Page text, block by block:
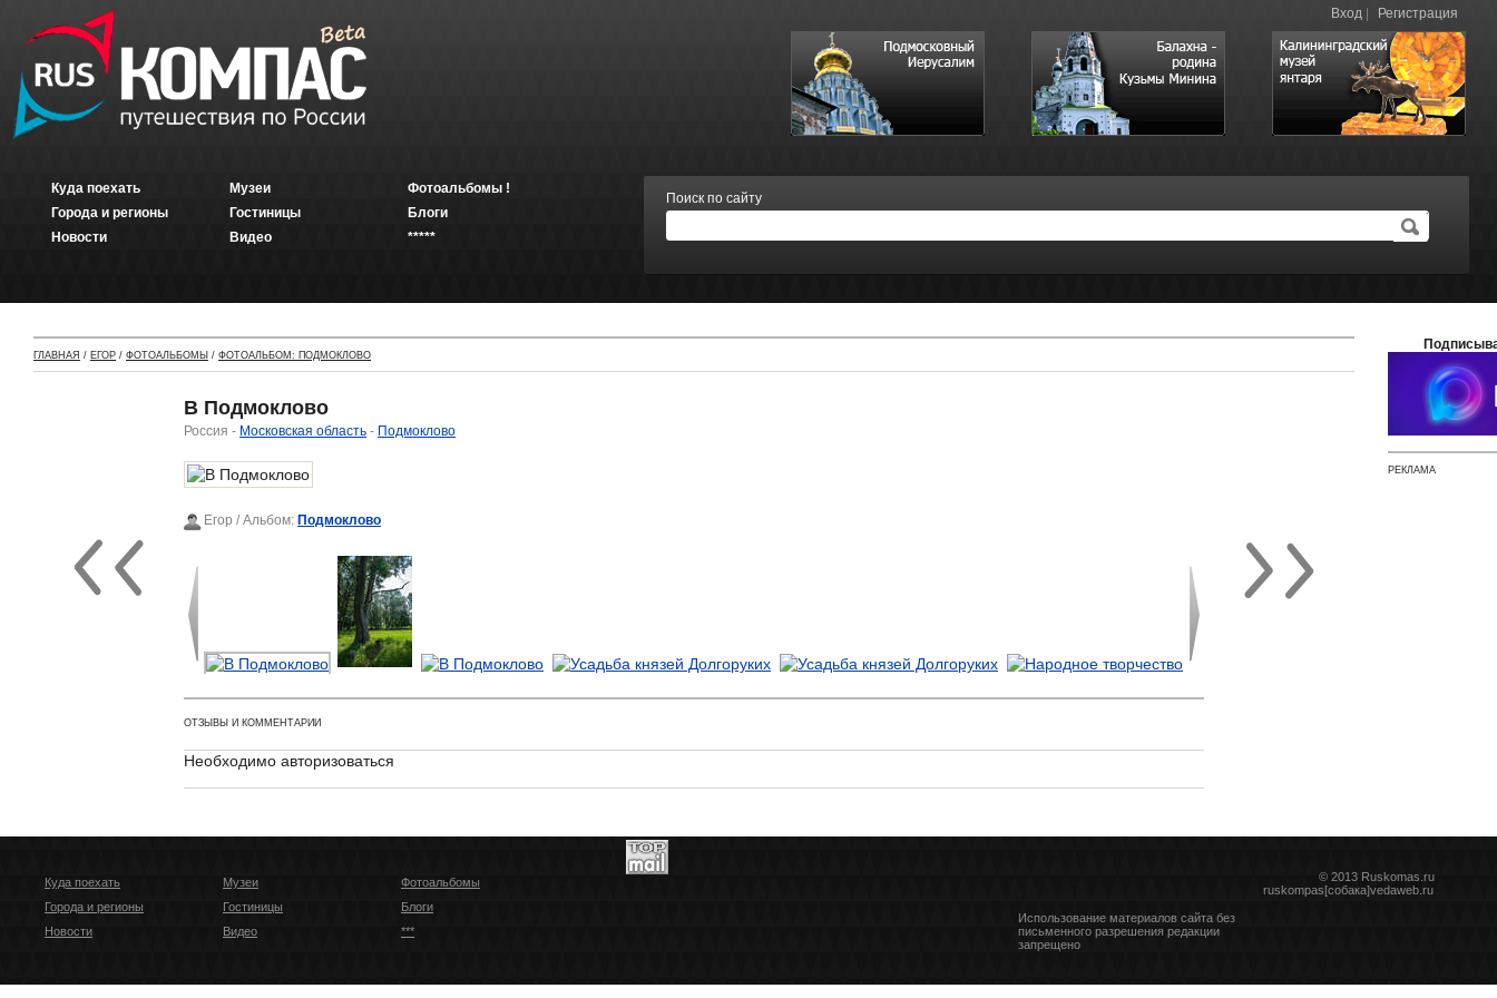
Вход Регистрация
Куда поехать
Города и регионы
Новости
Музеи
Гостиницы
Видео
Фотоальбомы !
Блоги
*****
Поиск по сайту
ГЛАВНАЯ / ЕГОР / ФОТОАЛЬБОМЫ / ФОТОАЛЬБОМ: ПОДМОКЛОВО
В Подмоклово
Россия - Московская область - Подмоклово
Егор / Альбом: Подмоклово
ОТЗЫВЫ И КОММЕНТАРИИ
Необходимо авторизоваться
РЕКЛАМА
Куда поехать
Города и регионы
Новости
Музеи
Гостиницы
Видео
Фотоальбомы
Блоги
***
© 2013 Ruskomas.ru
ruskompas[собака]vedaweb.ru
Использование материалов сайта без
письменного разрешения редакции
запрещено